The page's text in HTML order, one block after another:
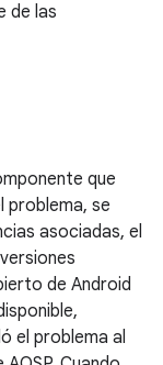
de las
que
problema, se
asociadas, el
de Android
el problema al